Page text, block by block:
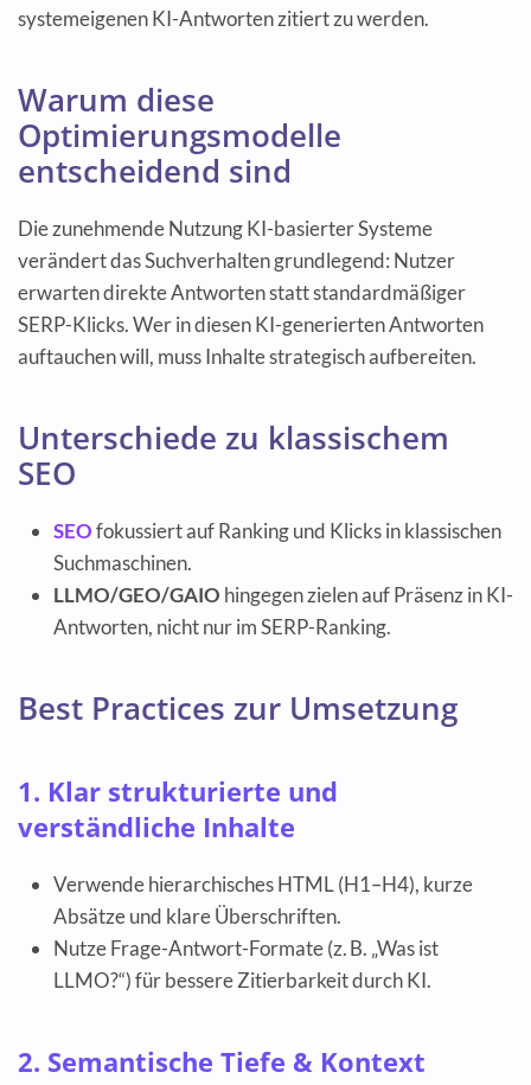
systemeigenen KI-Antworten zitiert zu werden.
Warum diese
Optimierungsmodelle
entscheidend sind
Die zunehmende Nutzung KI-basierter Systeme
verändert das Suchverhalten grundlegend: Nutzer
erwarten direkte Antworten statt standardmäßiger
SERP-Klicks. Wer in diesen KI-generierten Antworten
auftauchen will, muss Inhalte strategisch aufbereiten.
Unterschiede zu klassischem
SEO
SEOfokussiert auf Ranking und Klicks in klassischen
Suchmaschinen.
LLMO/GEO/GAIO hingegen zielen auf Präsenz in KI-
Antworten, nicht nur im SERP-Ranking.
Best Practices zur Umsetzung
1. Klar strukturierte und
verständliche Inhalte
Verwende hierarchisches HTML (H1–H4), kurze
Absätze und klare Überschriften.
Nutze Frage-Antwort-Formate (z. B. „Was ist
LLMO?“) für bessere Zitierbarkeit durch KI.
2. Semantische Tiefe & Kontext